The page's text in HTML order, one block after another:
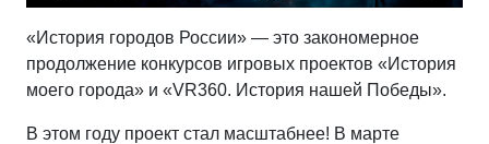
«История городов России» — это закономерное
продолжение конкурсов игровых проектов «История
моего города» и «VR360. История нашей Победы».
В этом году проект стал масштабнее! В марте